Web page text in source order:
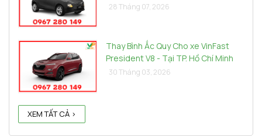
28 Tháng 07, 2026
Thay Bình Ắc Quy Cho xe VinFast
President V8 - Tại TP. Hồ Chí Minh
30 Tháng 03, 2026
XEM TẤT CẢ >